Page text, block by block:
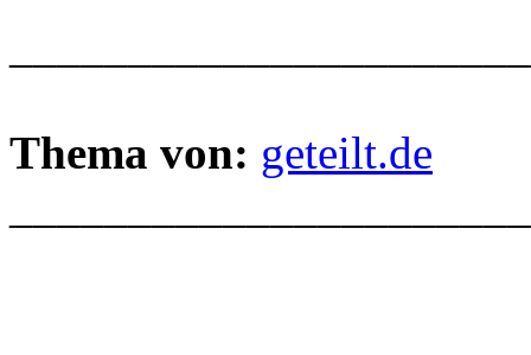
Thema von: geteilt.de